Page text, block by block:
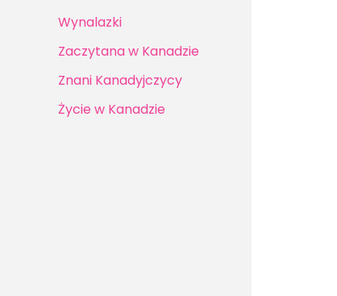
Wynalazki
Zaczytana w Kanadzie
Znani Kanadyjczycy
Życie w Kanadzie